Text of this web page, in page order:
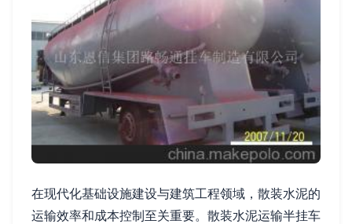
在现代化基础设施建设与建筑工程领域，散装水泥的
运输效率和成本控制至关重要。散装水泥运输半挂车